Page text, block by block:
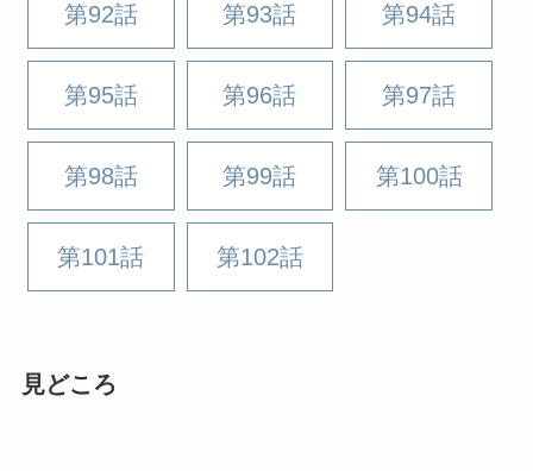
第92話 第93話 第94話
第95話 第96話 第97話
第98話 第99話 第100話
第101話 第102話
見どころ